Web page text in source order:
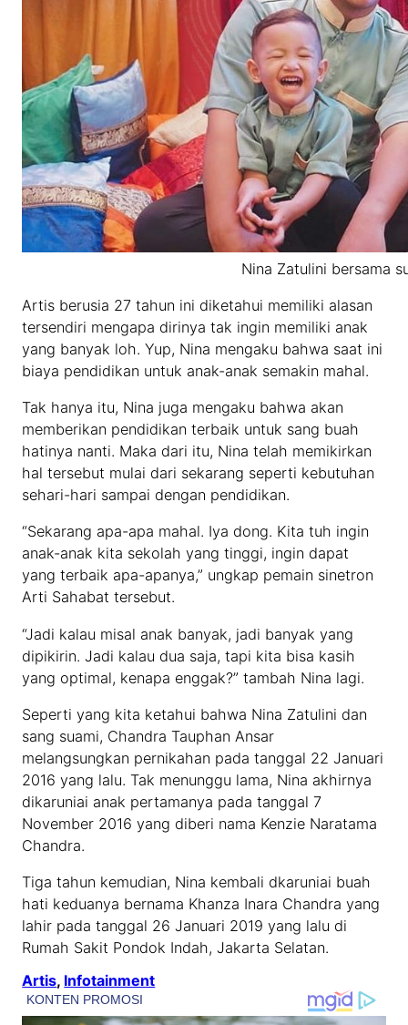
Nina Zatulini bersama
Artis berusia 27 tahun ini diketahui memiliki alasan
tersendiri mengapa dirinya tak ingin memiliki anak
yang banyak loh. Yup, Nina mengaku bahwa saat ini
biaya pendidikan untuk anak-anak semakin mahal.
Tak hanya itu, Nina juga mengaku bahwa akan
memberikan pendidikan terbaik untuk sang buah
hatinya nanti. Maka dari itu, Nina telah memikirkan
hal tersebut mulai dari sekarang seperti kebutuhan
sehari-hari sampai dengan pendidikan.
“Sekarang apa-apa mahal. Iya dong. Kita tuh ingin
anak-anak kita sekolah yang tinggi, ingin dapat
yang terbaik apa-apanya,” ungkap pemain sinetron
Arti Sahabat tersebut.
“Jadi kalau misal anak banyak, jadi banyak yang
dipikirin. Jadi kalau dua saja, tapi kita bisa kasih
yang optimal, kenapa enggak?” tambah Nina lagi.
Seperti yang kita ketahui bahwa Nina Zatulini dan
sang suami, Chandra Tauphan Ansar
melangsungkan pernikahan pada tanggal 22 Januari
2016 yang lalu. Tak menunggu lama, Nina akhirnya
dikaruniai anak pertamanya pada tanggal 7
November 2016 yang diberi nama Kenzie Naratama
Chandra.
Tiga tahun kemudian, Nina kembali dkaruniai buah
hati keduanya bernama Khanza Inara Chandra yang
lahir pada tanggal 26 Januari 2019 yang lalu di
Rumah Sakit Pondok Indah, Jakarta Selatan.
Artis, Infotainment